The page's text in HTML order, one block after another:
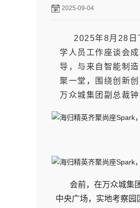
2025-09-04
2025年8月28日
学人员工作座谈会
导，与来自智能制
聚一堂，围绕创新
万众城集团副总裁
会前，在万众城集
中央广场，实地考察